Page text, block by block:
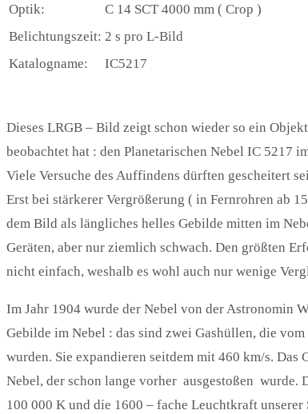
Optik:
C 14 SCT 4000 mm ( Crop )
Belichtungszeit: 2 s pro L-Bild
Katalogname:
IC5217
Dieses LRGB – Bild zeigt schon wieder so ein
beobachtet hat : den Planetarischen Nebel IC 5217
Viele Versuche des Auffindens dürften gescheitert
Erst bei stärkerer Vergrößerung ( in Fernrohren ab
dem Bild als längliches helles Gebilde mitten im
Geräten, aber nur ziemlich schwach. Den größten
nicht einfach, weshalb es wohl auch nur wenige
Im Jahr 1904 wurde der Nebel von der Astronomin
Gebilde im Nebel : das sind zwei Gashüllen, die
wurden. Sie expandieren seitdem mit 460 km/s.
Nebel, der schon lange vorher ausgestoßen
100 000 K und die 1600 – fache Leuchtkraft